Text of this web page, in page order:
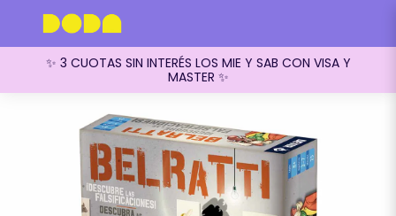
✨ 3 CUOTAS SIN INTERÉS LOS MIE Y SAB CON VISA Y
MASTER ✨